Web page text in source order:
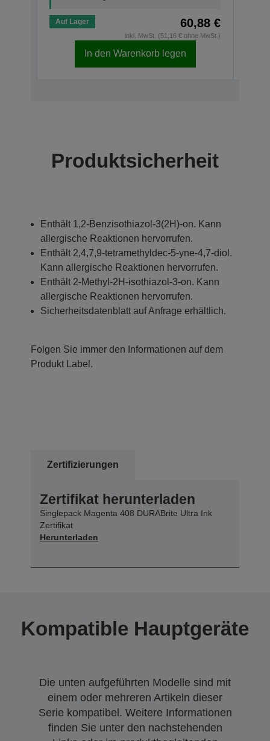
Auf Lager 60,88 €
inkl. MwSt. (51,16 € ohne MwSt.)
In den Warenkorb legen
Produktsicherheit
Enthält 1,2-Benzisothiazol-3(2H)-on. Kann
allergische Reaktionen hervorrufen.
Enthält 2,4,7,9-tetramethyldec-5-yne-4,7-diol.
Kann allergische Reaktionen hervorrufen.
Enthält 2-Methyl-2H-isothiazol-3-on. Kann
allergische Reaktionen hervorrufen.
Sicherheitsdatenblatt auf Anfrage erhältlich.
Folgen Sie immer den Informationen auf dem
Produkt Label.
Zertifizierungen
Zertifikat herunterladen
Singlepack Magenta 408 DURABrite Ultra Ink
Zertifikat
Herunterladen
Kompatible Hauptgeräte
Die unten aufgeführten Modelle sind mit
einem oder mehreren Artikeln dieser
Serie kompatibel. Weitere Informationen
finden Sie unter den nachstehenden